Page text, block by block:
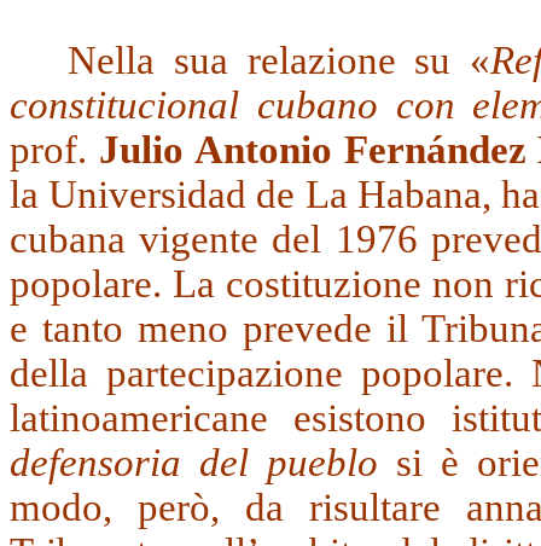
Nella sua relazione su «
constitucional cubano con
prof. Julio Antonio Fernández
la Universidad de La Habana,
cubana vigente del 1976
popolare. La costituzione non
e tanto meno prevede il
della partecipazione
latinoamericane esistono
defensoria del pueblo si è
modo, però, da risultare